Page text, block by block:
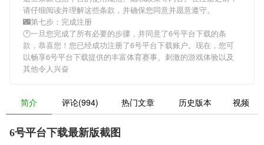
请仔细阅读并理解这些条款，并确保您同意并愿意遵守。
🌃第七步：完成注册
🕐一旦您完成了所有必要的步骤，并同意了6号平台下载的条
款，恭喜您！您已经成功注册了6号平台下载账户。现在，您可
以畅享6号平台下载提供的丰富体育赛事、刺激的游戏体验以及
其他令人兴奋
简介 评论(994) 热门文章 历史版本 视频
6号平台下载最新版截图